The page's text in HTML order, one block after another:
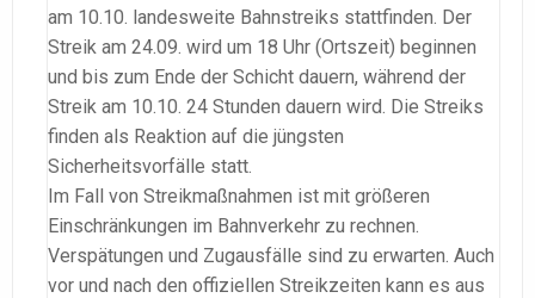
am 10.10. landesweite Bahnstreiks stattfinden. Der
Streik am 24.09. wird um 18 Uhr (Ortszeit) beginnen
und bis zum Ende der Schicht dauern, während der
Streik am 10.10. 24 Stunden dauern wird. Die Streiks
finden als Reaktion auf die jüngsten
Sicherheitsvorfälle statt.
Im Fall von Streikmaßnahmen ist mit größeren
Einschränkungen im Bahnverkehr zu rechnen.
Verspätungen und Zugausfälle sind zu erwarten. Auch
vor und nach den offiziellen Streikzeiten kann es aus